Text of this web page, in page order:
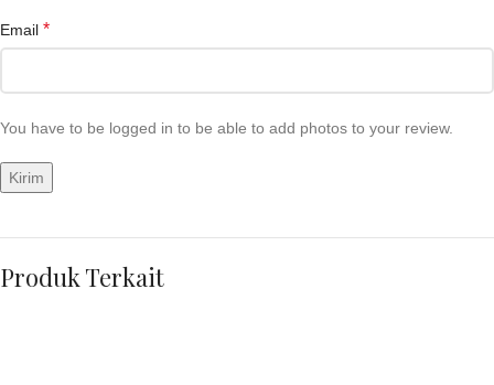
Email *
You have to be logged in to be able to add photos to your review.
Produk Terkait